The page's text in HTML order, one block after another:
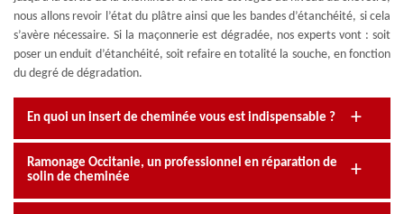
nous allons revoir l’état du plâtre ainsi que les bandes d’étanchéité, si cela
s’avère nécessaire. Si la maçonnerie est dégradée, nos experts vont : soit
poser un enduit d’étanchéité, soit refaire en totalité la souche, en fonction
du degré de dégradation.
En quoi un insert de cheminée vous est indispensable ?
Ramonage Occitanie, un professionnel en réparation de
solin de cheminée